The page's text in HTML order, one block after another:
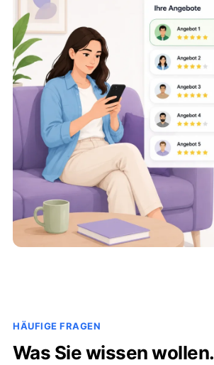
HÄUFIGE FRAGEN
Was Sie wissen wollen.